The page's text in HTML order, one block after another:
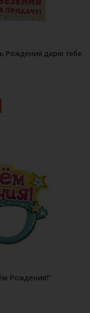
Рождения дарю тебе
Рождения!”